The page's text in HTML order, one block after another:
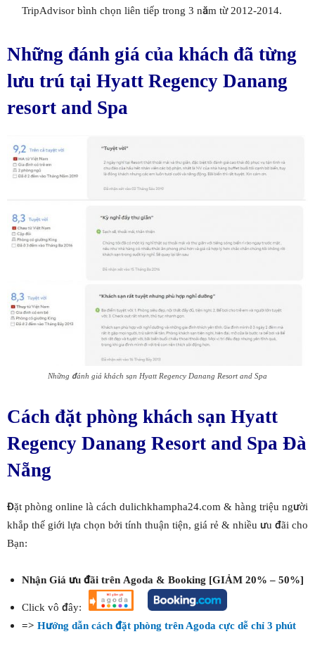
TripAdvisor bình chọn liên tiếp trong 3 năm từ 2012-2014.
Những đánh giá của khách đã từng
lưu trú tại Hyatt Regency Danang
resort and Spa
Những đánh giá khách sạn Hyatt Regency Danang Resort and Spa
Cách đặt phòng khách sạn Hyatt
Regency Danang Resort and Spa Đà
Nẵng
Đặt phòng online là cách dulichkhampha24.com & hàng triệu người
khắp thế giới lựa chọn bởi tính thuận tiện, giá rẻ & nhiều ưu đãi cho
Bạn:
Nhận Giá ưu đãi trên Agoda & Booking [GIẢM 20% – 50%]
Click vô đây:
=> Hướng dẫn cách đặt phòng trên Agoda cực dễ chỉ 3 phút